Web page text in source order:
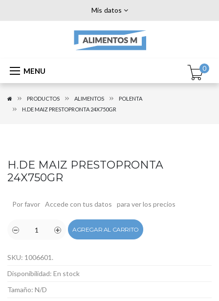
Mis datos
MENU 0
PRODUCTOS ALIMENTOS
POLENTA
H.DE MAIZ PRESTOPRONTA 24X750GR
H.DE MAIZ PRESTOPRONTA
24X750GR
Por favor Accede con tus datos para ver los precios
AGREGAR AL CARRITO
SKU: 1006601 .
Disponibilidad: En stock
Tamaño: N/D